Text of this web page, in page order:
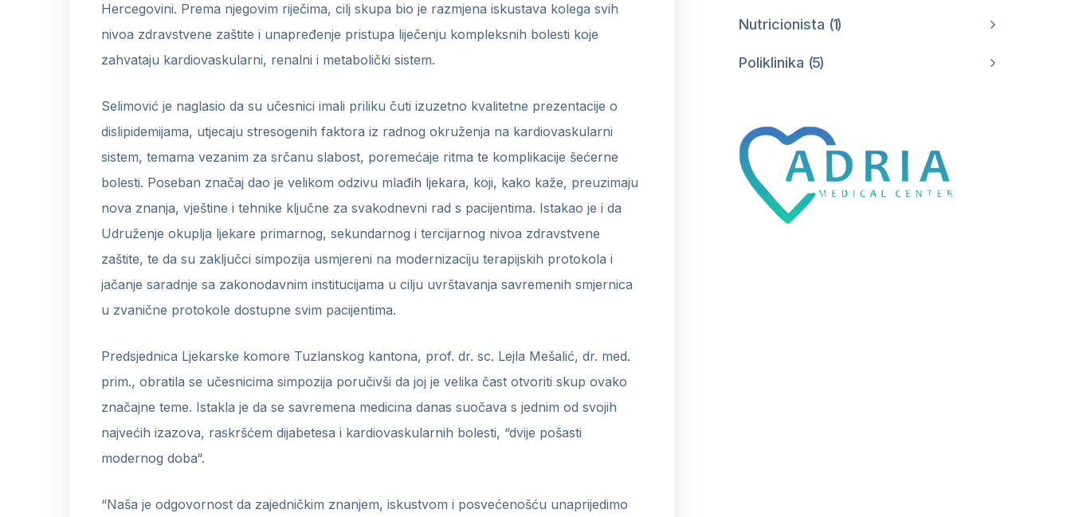
Hercegovini. Prema njegovim riječima, cilj skupa bio je razmjena iskustava kolega svih
nivoa zdravstvene zaštite i unapređenje pristupa liječenju kompleksnih bolesti koje
zahvataju kardiovaskularni, renalni i metabolički sistem.
Selimović je naglasio da su učesnici imali priliku čuti izuzetno kvalitetne prezentacije o
dislipidemijama, utjecaju stresogenih faktora iz radnog okruženja na kardiovaskularni
sistem, temama vezanim za srčanu slabost, poremećaje ritma te komplikacije šećerne
bolesti. Poseban značaj dao je velikom odzivu mlađih ljekara, koji, kako kaže, preuzimaju
nova znanja, vještine i tehnike ključne za svakodnevni rad s pacijentima. Istakao je i da
Udruženje okuplja ljekare primarnog, sekundarnog i tercijarnog nivoa zdravstvene
zaštite, te da su zaključci simpozija usmjereni na modernizaciju terapijskih protokola i
jačanje saradnje sa zakonodavnim institucijama u cilju uvrštavanja savremenih smjernica
u zvanične protokole dostupne svim pacijentima.
Predsjednica Ljekarske komore Tuzlanskog kantona, prof. dr. sc. Lejla Mešalić, dr. med.
prim., obratila se učesnicima simpozija poručivši da joj je velika čast otvoriti skup ovako
značajne teme. Istakla je da se savremena medicina danas suočava s jednim od svojih
najvećih izazova, raskršćem dijabetesa i kardiovaskularnih bolesti, “dvije pošasti
modernog doba“.
“Naša je odgovornost da zajedničkim znanjem, iskustvom i posvećenošću unaprijedimo
Nutricionista 1
Poliklinika 5